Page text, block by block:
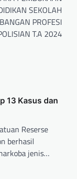
SEKOLAH
PROFESI
T.A 2024
13 Kasus dan
Reserse
berhasil
jenis…